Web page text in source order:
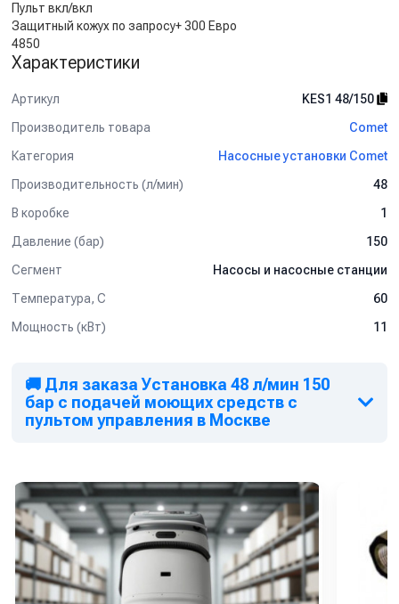
Пульт вкл/вкл
Защитный кожух по запросу+ 300 Евро
4850
Характеристики
Артикул
KES1 48/150
Производитель товара
Comet
Категория
Насосные установки Comet
Производительность (л/мин)
48
В коробке
1
Давление (бар)
150
Сегмент
Насосы и насосные станции
Температура, C
60
Мощность (кВт)
11
🚚 Для заказа Установка 48 л/мин 150
бар с подачей моющих средств с
пультом управления в Москве